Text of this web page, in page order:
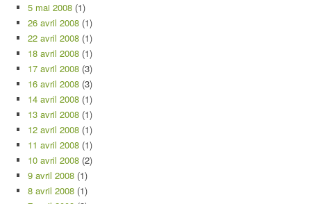
5 mai 2008 (1)
26 avril 2008 (1)
22 avril 2008 (1)
18 avril 2008 (1)
17 avril 2008 (3)
16 avril 2008 (3)
14 avril 2008 (1)
13 avril 2008 (1)
12 avril 2008 (1)
11 avril 2008 (1)
10 avril 2008 (2)
9 avril 2008 (1)
8 avril 2008 (1)